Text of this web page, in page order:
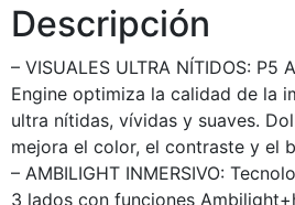
Descripción
– VISUALES ULTRA NÍTIDOS: P5
Engine optimiza la calidad de la
ultra nítidas, vívidas y suaves.
mejora el color, el contraste y el
– AMBILIGHT INMERSIVO:
3 lados con funciones